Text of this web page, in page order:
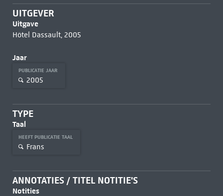
UITGEVER
Uitgave
Hôtel Dassault, 2005
Jaar
PUBLICATIE JAAR
2005
TYPE
Taal
HEEFT PUBLICATIE TAAL
Frans
ANNOTATIES / TITEL NOTITIE'S
Notities